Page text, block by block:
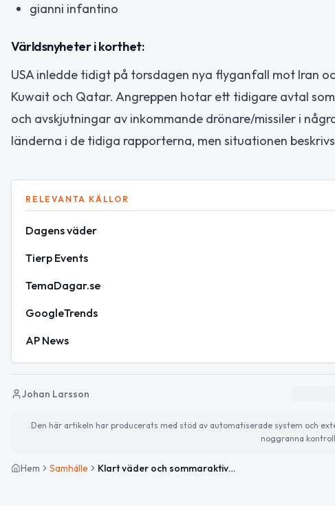
gianni infantino
Världsnyheter i korthet:
USA inledde tidigt på torsdagen nya flyganfall mot Iran
Kuwait och Qatar. Angreppen hotar ett tidigare avtal
och avskjutningar av inkommande drönare/missiler i
länderna i de tidiga rapporterna, men situationen
RELEVANTA KÄLLOR
Dagens väder
Tierp Events
TemaDagar.se
GoogleTrends
AP News
Johan Larsson
Den här artikeln har producerats med stöd av automatiserade system och
noggranna
Hem Samhälle Klart väder och sommaraktiviteter vid baden — Dagsammanfattning